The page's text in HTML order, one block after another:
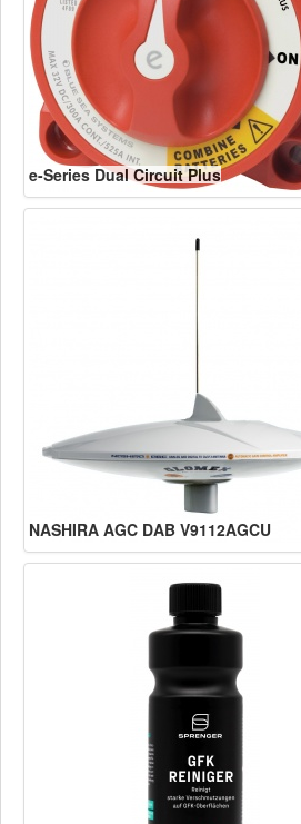
e-Series Dual Circuit Plus
NASHIRA AGC DAB V9112AGCU